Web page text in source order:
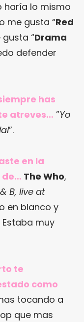
haría lo mismo
me gusta “Red
“Drama
defender
has
atreves… ”Yo
”.
en la
de… The Who,
B, live at
en blanco y
muy
te
como
tocando a
que mas